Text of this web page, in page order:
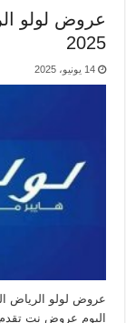
2025
14 يونيو، 2025
اليوم عروض نت